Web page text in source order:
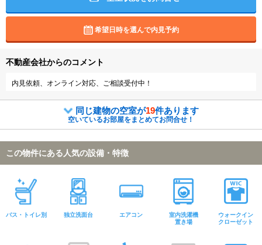
希望日時を選んで内見予約
不動産会社からのコメント
内見依頼、オンライン対応、ご相談受付中！
同じ建物の空室が19件あります
空いているお部屋をまとめてお問合せ！
この物件にある人気の設備・特徴
バス・トイレ別 独立洗面台 エアコン
室内洗濯機
置き場
ウォークイン
クローゼット